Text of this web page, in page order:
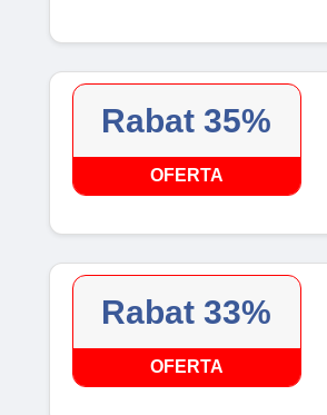
Rabat 35%
OFERTA
Rabat 33%
OFERTA